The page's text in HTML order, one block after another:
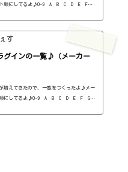
ト順にしてるよ♪0-9 A B C D E F G
（2B Played Music・ディレイ・有料）2B RE
・リバーブ・有料）2B Shaped Filter（2
ープラグイン・有料）3-Band EQ（Kilohe
DRUMS（NATIVE INSTRUMENTS・ドラ
す
グインの一覧♪（メーカー
増えてきたので、一覧をつくったよ♪メー
ト順にしてるよ♪0-9 A B C D E F G